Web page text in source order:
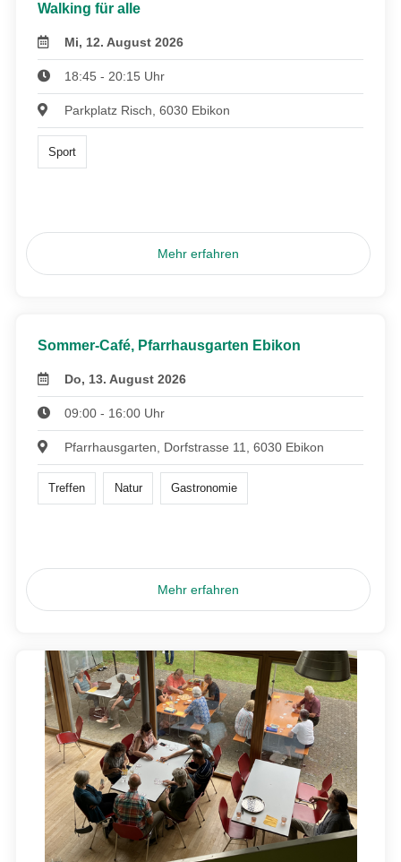
Walking für alle
Mi, 12. August 2026
18:45 - 20:15 Uhr
Parkplatz Risch, 6030 Ebikon
Sport
Mehr erfahren
Sommer-Café, Pfarrhausgarten Ebikon
Do, 13. August 2026
09:00 - 16:00 Uhr
Pfarrhausgarten, Dorfstrasse 11, 6030 Ebikon
Treffen Natur Gastronomie
Mehr erfahren